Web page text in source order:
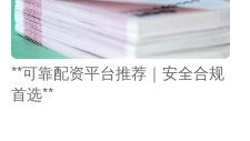
**可靠配资平台推荐｜安全合规
首选**